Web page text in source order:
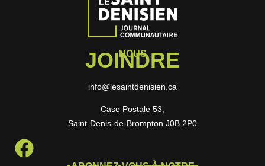
NOUS
JOINDRE
info@lesaintdenisien.ca
Case Postale 53,
Saint-Denis-de-Brompton J0B 2P0